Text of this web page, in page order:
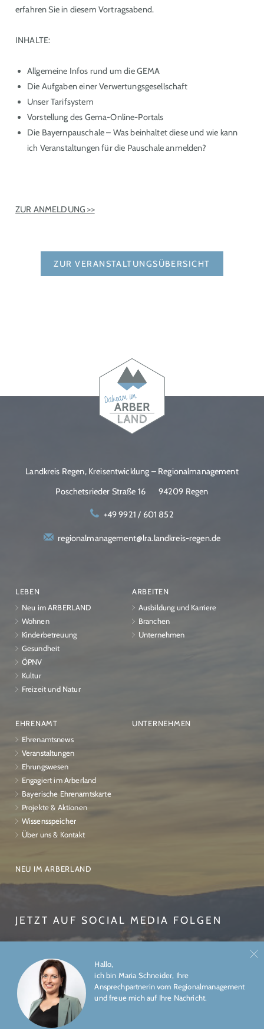
erfahren Sie in diesem Vortragsabend.
INHALTE:
Allgemeine Infos rund um die GEMA
Die Aufgaben einer Verwertungsgesellschaft
Unser Tarifsystem
Vorstellung des Gema-Online-Portals
Die Bayernpauschale – Was beinhaltet diese und wie kann
ich Veranstaltungen für die Pauschale anmelden?
ZUR ANMELDUNG >>
Hallo,
ich bin Maria Schneider, Ihre
Ansprechpartnerin vom Regionalmanagement
und freue mich auf Ihre Nachricht.
ZUR VERANSTALTUNGSÜBERSICHT
Landkreis Regen, Kreisentwicklung – Regionalmanagement
Poschetsrieder Straße 16
94209 Regen
+49 9921 / 601 852
regionalmanagement@lra.landkreis-regen.de
LEBEN
Neu im ARBERLAND
Wohnen
Kinderbetreuung
Gesundheit
ÖPNV
Kultur
Freizeit und Natur
ARBEITEN
Ausbildung und Karriere
Branchen
Unternehmen
EHRENAMT
Ehrenamtsnews
Veranstaltungen
Ehrungswesen
Engagiert im Arberland
Bayerische Ehrenamtskarte
Projekte & Aktionen
Wissensspeicher
Über uns & Kontakt
UNTERNEHMEN
NEU IM ARBERLAND
JETZT AUF SOCIAL MEDIA FOLGEN